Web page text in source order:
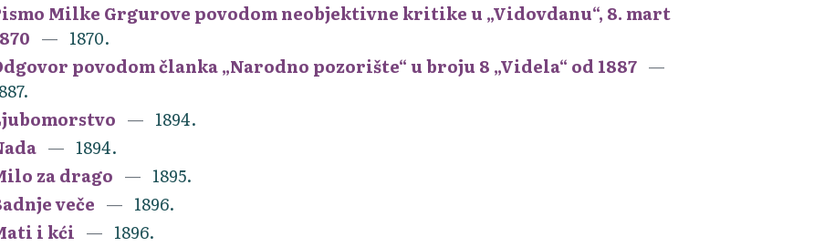
Milke Grgurove povodom neobjektivne kritike u „Vidovdanu“, 8. mart
1870.
povodom članka „Narodno pozorište“ u broju 8 „Videla“ od 1887
1894.
1894.
za drago
1895.
veče
1896.
i kći
1896.